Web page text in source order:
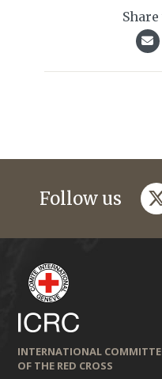
Follow us
INTERNATIONAL
OF THE RED CROSS